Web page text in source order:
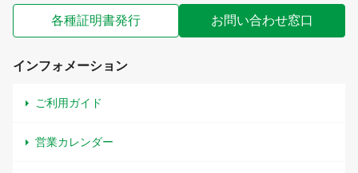
各種証明書発行 お問い合わせ窓口
インフォメーション
ご利用ガイド
営業カレンダー